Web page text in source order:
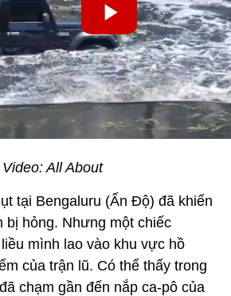
Video: All About
tại Bengaluru (Ấn Độ) đã khiến
bị hỏng. Nhưng một chiếc
mình lao vào khu vực hồ
của trận lũ. Có thể thấy trong
chạm gần đến nắp ca-pô của